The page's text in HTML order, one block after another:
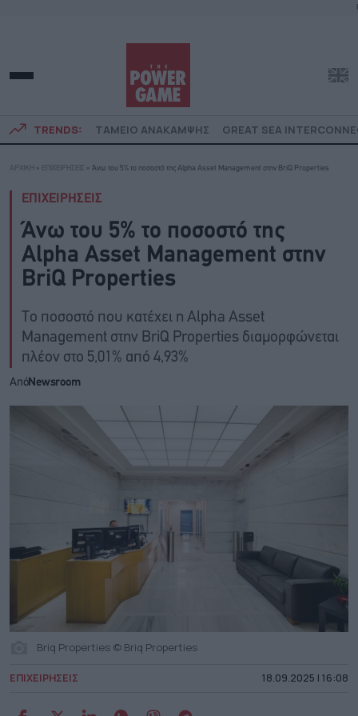
TRENDS: ΤΑΜΕΙΟ ΑΝΑΚΑΜΨΗΣ GREAT SEA
ΑΡΧΙΚΗ » ΕΠΙΧΕΙΡΗΣΕΙΣ » Άνω του 5% το ποσοστό της Alpha Asset Management στην BriQ Properties
ΕΠΙΧΕΙΡΗΣΕΙΣ
Άνω του 5% το ποσοστό της
Alpha Asset Management στην
BriQ Properties
Το ποσοστό που κατέχει η Alpha Asset
Management στην BriQ Properties διαμορφώνεται
πλέον στο 5,01% από 4,93%
ΑπόNewsroom
Briq Properties © Briq Properties
ΕΠΙΧΕΙΡΗΣΕΙΣ 18.09.2025 | 16:08